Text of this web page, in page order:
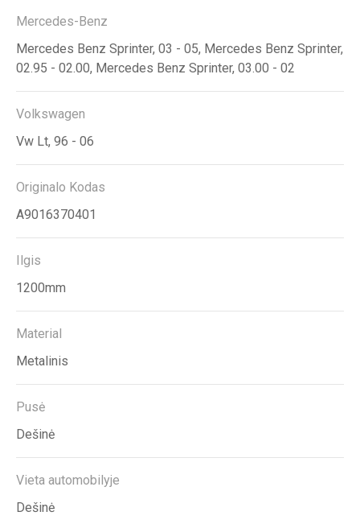
Mercedes-Benz
Mercedes Benz Sprinter, 03 - 05, Mercedes Benz Sprinter,
02.95 - 02.00, Mercedes Benz Sprinter, 03.00 - 02
Volkswagen
Vw Lt, 96 - 06
Originalo Kodas
A9016370401
Ilgis
1200mm
Material
Metalinis
Pusė
Dešinė
Vieta automobilyje
Dešinė